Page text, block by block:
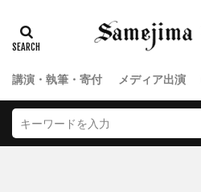
講演・執筆・寄付 メディア出演